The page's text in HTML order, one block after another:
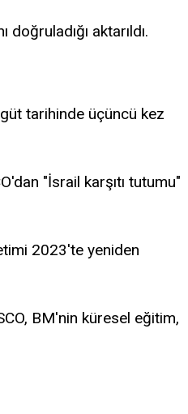
aktarıldı.
tarihinde üçüncü kez
"İsrail karşıtı tutumu"
2023'te yeniden
BM'nin küresel eğitim,